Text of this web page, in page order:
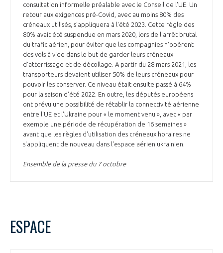
consultation informelle préalable avec le Conseil de l'UE. Un
retour aux exigences pré-Covid, avec au moins 80% des
créneaux utilisés, s'appliquera à l'été 2023. Cette règle des
80% avait été suspendue en mars 2020, lors de l'arrêt brutal
du trafic aérien, pour éviter que les compagnies n'opèrent
des vols à vide dans le but de garder leurs créneaux
d'atterrissage et de décollage. A partir du 28 mars 2021, les
transporteurs devaient utiliser 50% de leurs créneaux pour
pouvoir les conserver. Ce niveau était ensuite passé à 64%
pour la saison d'été 2022. En outre, les députés européens
ont prévu une possibilité de rétablir la connectivité aérienne
entre l'UE et l'Ukraine pour « le moment venu », avec « par
exemple une période de récupération de 16 semaines »
avant que les règles d'utilisation des créneaux horaires ne
s'appliquent de nouveau dans l'espace aérien ukrainien.
Ensemble de la presse du 7 octobre
ESPACE